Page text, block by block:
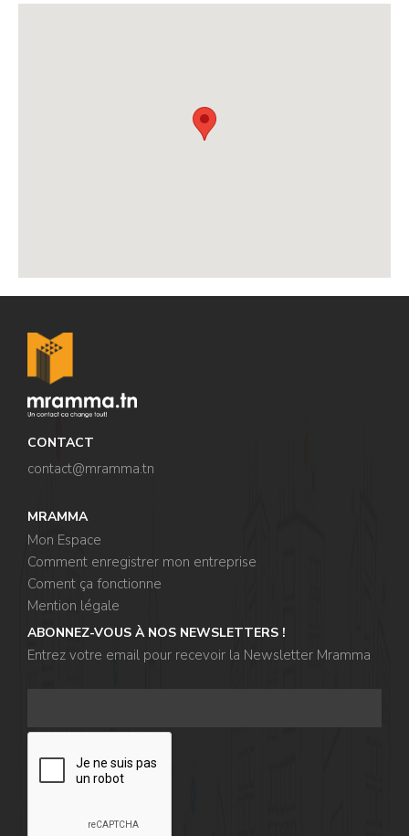
CONTACT
contact@mramma.tn
MRAMMA
Mon Espace
Comment enregistrer mon entreprise
Coment ça fonctionne
Mention légale
ABONNEZ-VOUS À NOS NEWSLETTERS !
Entrez votre email pour recevoir la Newsletter Mramma